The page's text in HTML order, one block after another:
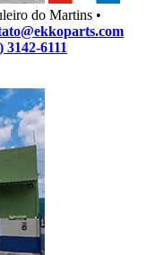
do Martins •
3142-6111